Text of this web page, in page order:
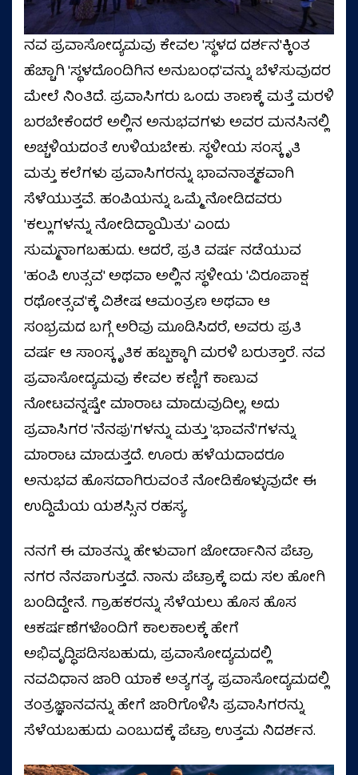
ನವ ಪ್ರವಾಸೋದ್ಯಮವು ಕೇವಲ 'ಸ್ಥಳದ ದರ್ಶನ'ಕ್ಕಿಂತ
ಹೆಚ್ಚಾಗಿ 'ಸ್ಥಳದೊಂದಿಗಿನ ಅನುಬಂಧ'ವನ್ನು ಬೆಳೆಸುವುದರ
ಮೇಲೆ ನಿಂತಿದೆ. ಪ್ರವಾಸಿಗರು ಒಂದು ತಾಣಕ್ಕೆ ಮತ್ತೆ ಮರಳಿ
ಬರಬೇಕೆಂದರೆ ಅಲ್ಲಿನ ಅನುಭವಗಳು ಅವರ ಮನಸಿನಲ್ಲಿ
ಅಚ್ಚಳಿಯದಂತೆ ಉಳಿಯಬೇಕು. ಸ್ಥಳೀಯ ಸಂಸ್ಕೃತಿ
ಮತ್ತು ಕಲೆಗಳು ಪ್ರವಾಸಿಗರನ್ನು ಭಾವನಾತ್ಮಕವಾಗಿ
ಸೆಳೆಯುತ್ತವೆ. ಹಂಪಿಯನ್ನು ಒಮ್ಮೆ ನೋಡಿದವರು
'ಕಲ್ಲುಗಳನ್ನು ನೋಡಿದ್ದಾಯಿತು' ಎಂದು
ಸುಮ್ಮನಾಗಬಹುದು. ಆದರೆ, ಪ್ರತಿ ವರ್ಷ ನಡೆಯುವ
'ಹಂಪಿ ಉತ್ಸವ' ಅಥವಾ ಅಲ್ಲಿನ ಸ್ಥಳೀಯ 'ವಿರೂಪಾಕ್ಷ
ರಥೋತ್ಸವ'ಕ್ಕೆ ವಿಶೇಷ ಆಮಂತ್ರಣ ಅಥವಾ ಆ
ಸಂಭ್ರಮದ ಬಗ್ಗೆ ಅರಿವು ಮೂಡಿಸಿದರೆ, ಅವರು ಪ್ರತಿ
ವರ್ಷ ಆ ಸಾಂಸ್ಕೃತಿಕ ಹಬ್ಬಕ್ಕಾಗಿ ಮರಳಿ ಬರುತ್ತಾರೆ. ನವ
ಪ್ರವಾಸೋದ್ಯಮವು ಕೇವಲ ಕಣ್ಣಿಗೆ ಕಾಣುವ
ನೋಟವನ್ನಷ್ಟೇ ಮಾರಾಟ ಮಾಡುವುದಿಲ್ಲ, ಅದು
ಪ್ರವಾಸಿಗರ 'ನೆನಪು'ಗಳನ್ನು ಮತ್ತು 'ಭಾವನೆ'ಗಳನ್ನು
ಮಾರಾಟ ಮಾಡುತ್ತದೆ. ಊರು ಹಳೆಯದಾದರೂ
ಅನುಭವ ಹೊಸದಾಗಿರುವಂತೆ ನೋಡಿಕೊಳ್ಳುವುದೇ ಈ
ಉದ್ದಿಮೆಯ ಯಶಸ್ಸಿನ ರಹಸ್ಯ.
ನನಗೆ ಈ ಮಾತನ್ನು ಹೇಳುವಾಗ ಜೋರ್ಡಾನಿನ ಪೆಟ್ರಾ
ನಗರ ನೆನಪಾಗುತ್ತದೆ. ನಾನು ಪೆಟ್ರಾಕ್ಕೆ ಐದು ಸಲ ಹೋಗಿ
ಬಂದಿದ್ದೇನೆ. ಗ್ರಾಹಕರನ್ನು ಸೆಳೆಯಲು ಹೊಸ ಹೊಸ
ಆಕರ್ಷಣೆಗಳೊಂದಿಗೆ ಕಾಲಕಾಲಕ್ಕೆ ಹೇಗೆ
ಅಭಿವೃದ್ಧಿಪಡಿಸಬಹುದು, ಪ್ರವಾಸೋದ್ಯಮದಲ್ಲಿ
ನವವಿಧಾನ ಜಾರಿ ಯಾಕೆ ಅತ್ಯಗತ್ಯ, ಪ್ರವಾಸೋದ್ಯಮದಲ್ಲಿ
ತಂತ್ರಜ್ಞಾನವನ್ನು ಹೇಗೆ ಜಾರಿಗೊಳಿಸಿ ಪ್ರವಾಸಿಗರನ್ನು
ಸೆಳೆಯಬಹುದು ಎಂಬುದಕ್ಕೆ ಪೆಟ್ರಾ ಉತ್ತಮ ನಿದರ್ಶನ.